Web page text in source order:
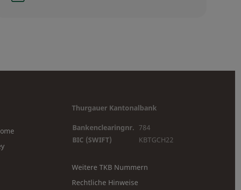
Thurgauer Kantonalbank
Bankenclearingnr. 784
BIC (SWIFT)
KBTGCH22
Weitere TKB Nummern
Rechtliche Hinweise